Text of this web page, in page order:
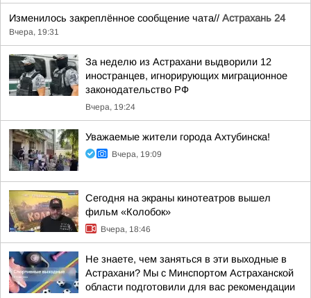
Изменилось закреплённое сообщение чата// Астрахань 24
Вчера, 19:31
За неделю из Астрахани выдворили 12
иностранцев, игнорирующих миграционное
законодательство РФ
Вчера, 19:24
Уважаемые жители города Ахтубинска!
Вчера, 19:09
Сегодня на экраны кинотеатров вышел
фильм «Колобок»
Вчера, 18:46
Не знаете, чем заняться в эти выходные в
Астрахани? Мы с Минспортом Астраханской
области подготовили для вас рекомендации